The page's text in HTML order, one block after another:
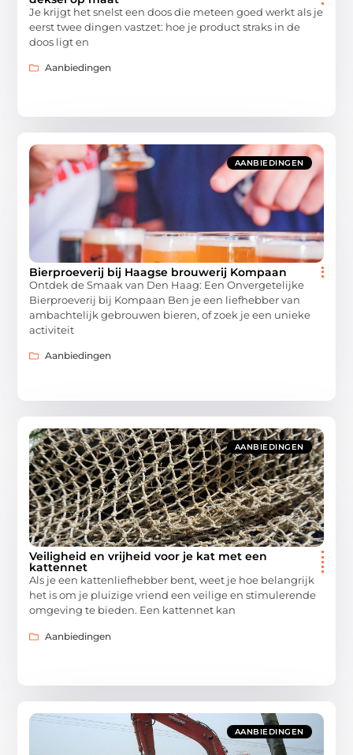
Je krijgt het snelst een doos die meteen goed werkt als je
eerst twee dingen vastzet: hoe je product straks in de
doos ligt en
Aanbiedingen
AANBIEDINGEN
Bierproeverij bij Haagse brouwerij Kompaan
Ontdek de Smaak van Den Haag: Een Onvergetelijke
Bierproeverij bij Kompaan Ben je een liefhebber van
ambachtelijk gebrouwen bieren, of zoek je een unieke
activiteit
Aanbiedingen
AANBIEDINGEN
Veiligheid en vrijheid voor je kat met een
kattennet
Als je een kattenliefhebber bent, weet je hoe belangrijk
het is om je pluizige vriend een veilige en stimulerende
omgeving te bieden. Een kattennet kan
Aanbiedingen
AANBIEDINGEN